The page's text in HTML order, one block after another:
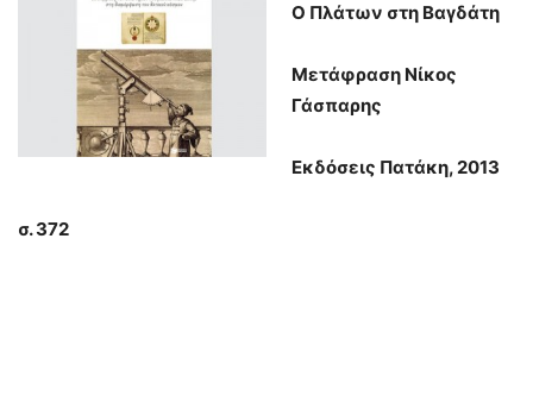
Ο Πλάτων στη Βαγδάτη
Μετάφραση Νίκος
Γάσπαρης
Εκδόσεις Πατάκη, 2013
σ. 372